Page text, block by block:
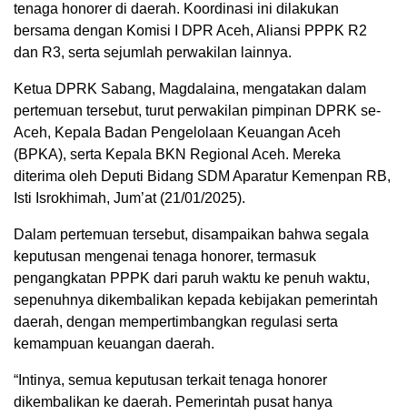
tenaga honorer di daerah. Koordinasi ini dilakukan
bersama dengan Komisi I DPR Aceh, Aliansi PPPK R2
dan R3, serta sejumlah perwakilan lainnya.
Ketua DPRK Sabang, Magdalaina, mengatakan dalam
pertemuan tersebut, turut perwakilan pimpinan DPRK se-
Aceh, Kepala Badan Pengelolaan Keuangan Aceh
(BPKA), serta Kepala BKN Regional Aceh. Mereka
diterima oleh Deputi Bidang SDM Aparatur Kemenpan RB,
Isti Isrokhimah, Jum’at (21/01/2025).
Dalam pertemuan tersebut, disampaikan bahwa segala
keputusan mengenai tenaga honorer, termasuk
pengangkatan PPPK dari paruh waktu ke penuh waktu,
sepenuhnya dikembalikan kepada kebijakan pemerintah
daerah, dengan mempertimbangkan regulasi serta
kemampuan keuangan daerah.
“Intinya, semua keputusan terkait tenaga honorer
dikembalikan ke daerah. Pemerintah pusat hanya